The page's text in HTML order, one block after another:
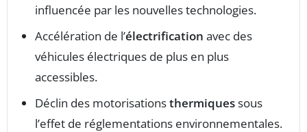
influencée par les nouvelles technologies.
Accélération de l’électrification avec des
véhicules électriques de plus en plus
accessibles.
Déclin des motorisationsthermiquessous
l’effet de réglementations environnementales.